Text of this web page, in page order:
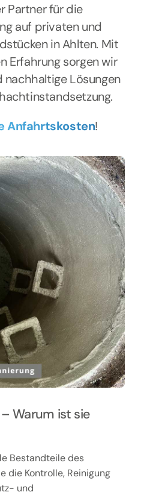
Partner für die
auf privaten und
in Ahlten. Mit
Erfahrung sorgen wir
nachhaltige Lösungen
Anfahrtskosten!
Warum ist sie
Bestandteile des
die Kontrolle, Reinigung
und